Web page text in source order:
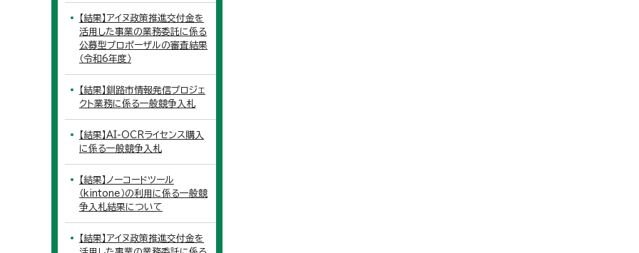
【結果】アイヌ政策推進交付金を
活用した事業の業務委託に係る
公募型プロポーザルの審査結果
（令和6年度）
【結果】釧路市情報発信プロジェ
クト業務に係る一般競争入札
【結果】AI-OCRライセンス購入
に係る一般競争入札
【結果】ノーコードツール
（kintone）の利用に係る一般競
争入札結果について
【結果】アイヌ政策推進交付金を